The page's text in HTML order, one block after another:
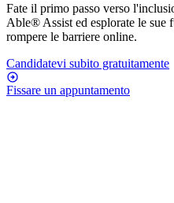
Fate il primo passo verso
Able® Assist ed esplorate le sue
rompere le barriere online.
Candidatevi subito gratuitamente
Fissare un appuntamento